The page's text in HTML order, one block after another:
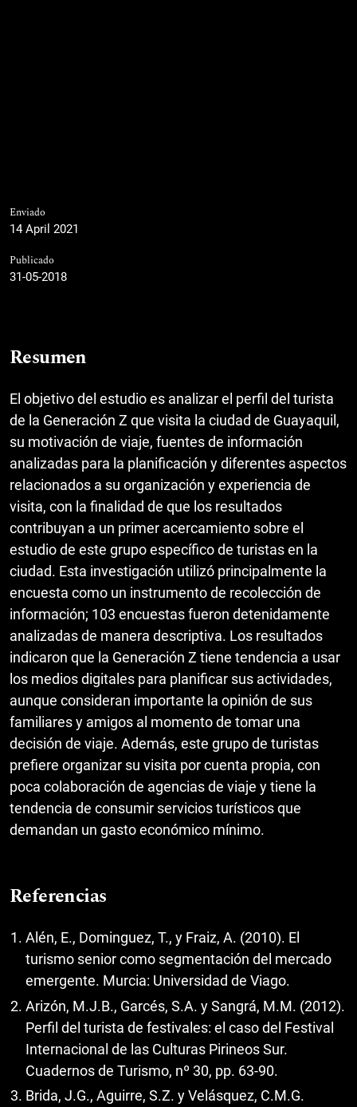
Enviado
14 April 2021
Publicado
31-05-2018
Resumen
El objetivo del estudio es analizar el perfil del turista
de la Generación Z que visita la ciudad de Guayaquil,
su motivación de viaje, fuentes de información
analizadas para la planificación y diferentes aspectos
relacionados a su organización y experiencia de
visita, con la finalidad de que los resultados
contribuyan a un primer acercamiento sobre el
estudio de este grupo específico de turistas en la
ciudad. Esta investigación utilizó principalmente la
encuesta como un instrumento de recolección de
información; 103 encuestas fueron detenidamente
analizadas de manera descriptiva. Los resultados
indicaron que la Generación Z tiene tendencia a usar
los medios digitales para planificar sus actividades,
aunque consideran importante la opinión de sus
familiares y amigos al momento de tomar una
decisión de viaje. Además, este grupo de turistas
prefiere organizar su visita por cuenta propia, con
poca colaboración de agencias de viaje y tiene la
tendencia de consumir servicios turísticos que
demandan un gasto económico mínimo.
Referencias
Alén, E., Dominguez, T., y Fraiz, A. (2010). El
turismo senior como segmentación del mercado
emergente. Murcia: Universidad de Viago.
Arizón, M.J.B., Garcés, S.A. y Sangrá, M.M. (2012).
Perfil del turista de festivales: el caso del Festival
Internacional de las Culturas Pirineos Sur.
Cuadernos de Turismo, nº 30, pp. 63-90.
Brida, J.G., Aguirre, S.Z. y Velásquez, C.M.G.